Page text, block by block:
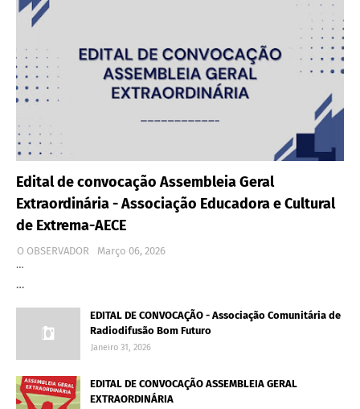
Edital de convocação Assembleia Geral
Extraordinária - Associação Educadora e Cultural
de Extrema-AECE
O OBSERVADOR
Março 06, 2026
…
…
EDITAL DE CONVOCAÇÃO - Associação Comunitária de
Radiodifusão Bom Futuro
Janeiro 31, 2026
EDITAL DE CONVOCAÇÃO ASSEMBLEIA GERAL
EXTRAORDINÁRIA